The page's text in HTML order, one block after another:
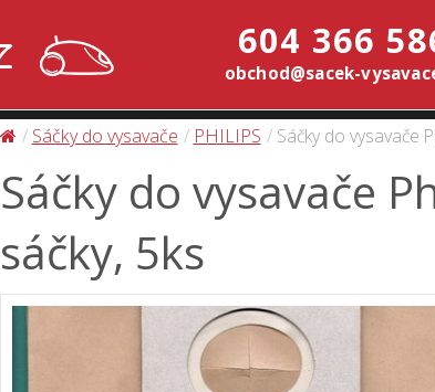
604 366
obchod@sacek-
Sáčky do vysavače PHILIPS Sáčky do vysavače
Sáčky do vysavače
sáčky, 5ks